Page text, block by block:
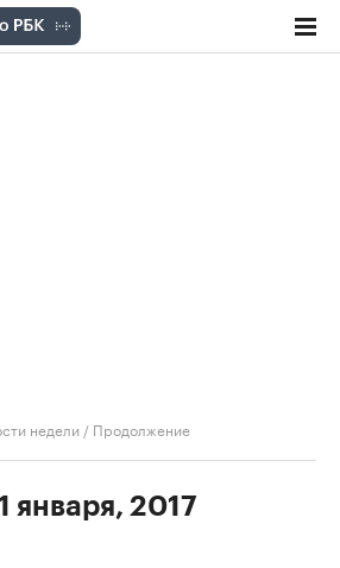
недели / Продолжение
января, 2017